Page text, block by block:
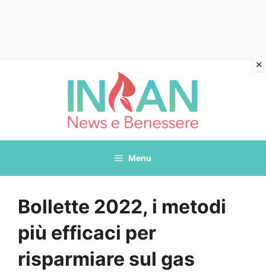
Menu
Bollette 2022, i metodi
più efficaci per
risparmiare sul gas